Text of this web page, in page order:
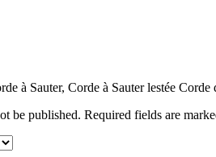
à Sauter, Corde à Sauter lestée
be published. Required fields are